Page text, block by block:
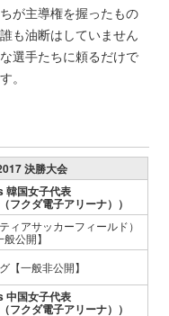
が主導権を握ったもの
も油断はしていません
選手たちに頼るだけで
。
決勝大会
韓国女子代表
フクダ電子アリーナ））
ィアサッカーフィールド）
般公開】
【一般非公開】
中国女子代表
フクダ電子アリーナ））